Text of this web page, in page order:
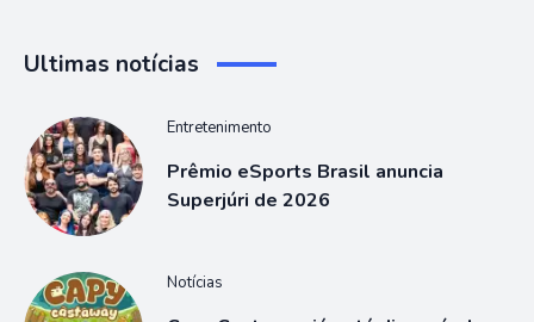
Ultimas notícias
Entretenimento
Prêmio eSports Brasil anuncia
Superjúri de 2026
Notícias